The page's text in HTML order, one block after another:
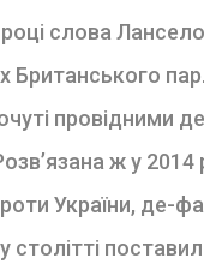
слова
Британського
провідними
ж у 2014
України, де-
столітті